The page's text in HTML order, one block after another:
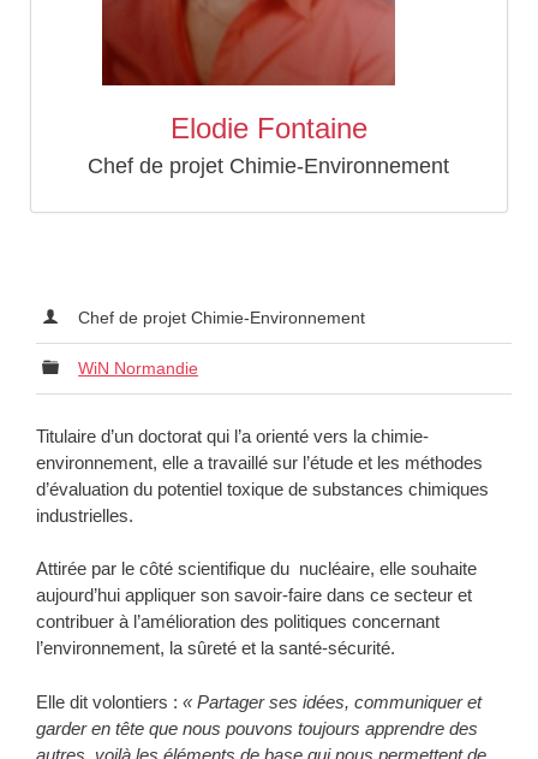
Elodie Fontaine
Chef de projet Chimie-Environnement
Chef de projet Chimie-Environnement
WiN Normandie
Titulaire d’un doctorat qui l’a orienté vers la chimie-
environnement, elle a travaillé sur l’étude et les méthodes
d’évaluation du potentiel toxique de substances chimiques
industrielles.
Attirée par le côté scientifique du nucléaire, elle souhaite
aujourd’hui appliquer son savoir-faire dans ce secteur et
contribuer à l’amélioration des politiques concernant
l’environnement, la sûreté et la santé-sécurité.
Elle dit volontiers :« Partager ses idées, communiquer et
garder en tête que nous pouvons toujours apprendre des
autres, voilà les éléments de base qui nous permettent de